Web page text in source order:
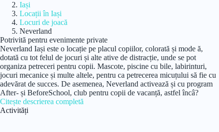
Iași
Locații în Iași
Locuri de joacă
Neverland
Potrivită pentru evenimente private
Neverland Iași este o locație pe placul copiilor, colorată și mode ă,
dotată cu tot felul de jocuri și alte ative de distracție, unde se pot
organiza petreceri pentru copii. Mascote, piscine cu bile, labirinturi,
jocuri mecanice și multe altele, pentru ca petrecerea micuțului să fie cu
adevărat de succes. De asemenea, Neverland activează și cu program
After- și BeforeSchool, club pentru copii de vacanță, astfel încâ?
Citește descrierea completă
Activități